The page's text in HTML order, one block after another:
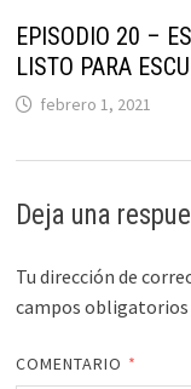
EPISODIO 20 –
LISTO PARA
febrero 1, 2021
Deja una
Tu dirección de
campos obligatorios
COMENTARIO *